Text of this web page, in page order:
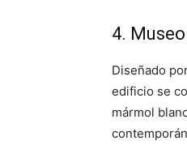
4.
Diseñado
edificio se
mármol